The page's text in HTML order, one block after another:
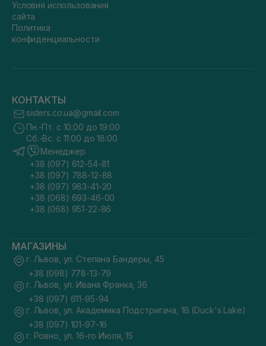
Условия использования
сайта
Политика
конфиденциальности
КОНТАКТЫ
sisters.co.ua@gmail.com
Пн.-Пт. с 10:00 до 19:00
Сб.-Вс. с 11:00 до 18:00
Менеджер
+38 (097) 612-54-81
+38 (097) 788-12-88
+38 (097) 983-41-20
+38 (068) 693-46-00
+38 (068) 951-22-86
МАГАЗИНЫ
г. Львов, ул. Степана Бандеры, 45
+38 (098) 778-13-79
г. Львов, ул. Ивана Франка, 36
+38 (097) 611-95-94
г. Львов, ул. Академика Подстригача, 1В (Duck's Lake)
+38 (097) 101-97-16
г. Ровно, ул. 16-го Июля, 15